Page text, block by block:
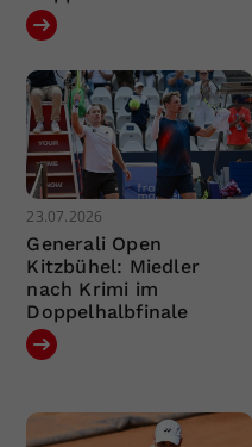
23.07.2026
Generali Open
Kitzbühel: Miedler
nach Krimi im
Doppelhalbfinale